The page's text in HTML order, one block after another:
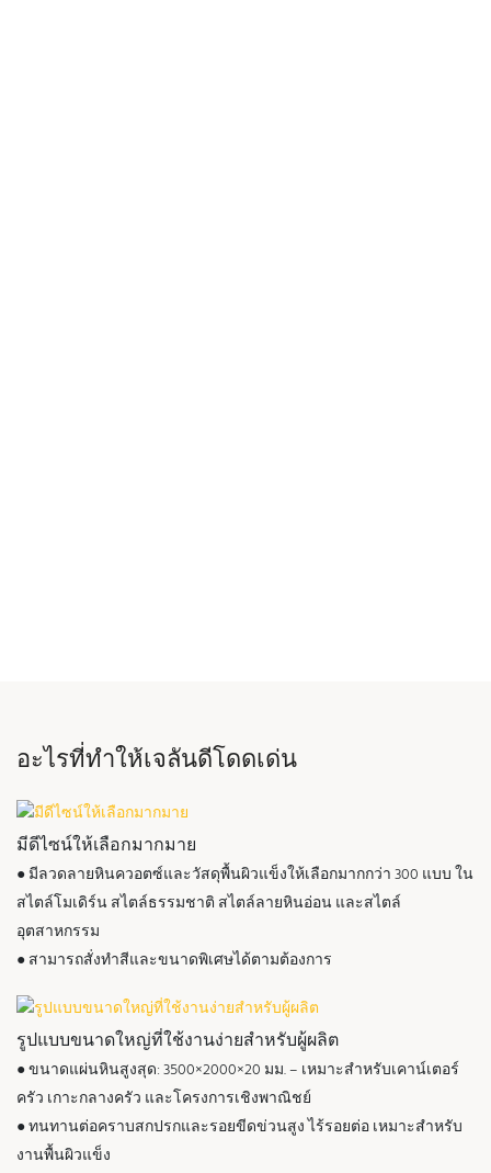
อะไรที่ทำให้เจลันดีโดดเด่น
มีดีไซน์ให้เลือกมากมาย
● มีลวดลายหินควอตซ์และวัสดุพื้นผิวแข็งให้เลือกมากกว่า 300 แบบ ใน
สไตล์โมเดิร์น สไตล์ธรรมชาติ สไตล์ลายหินอ่อน และสไตล์
อุตสาหกรรม
● สามารถสั่งทำสีและขนาดพิเศษได้ตามต้องการ
รูปแบบขนาดใหญ่ที่ใช้งานง่ายสำหรับผู้ผลิต
● ขนาดแผ่นหินสูงสุด: 3500×2000×20 มม. – เหมาะสำหรับเคาน์เตอร์
ครัว เกาะกลางครัว และโครงการเชิงพาณิชย์
● ทนทานต่อคราบสกปรกและรอยขีดข่วนสูง ไร้รอยต่อ เหมาะสำหรับ
งานพื้นผิวแข็ง